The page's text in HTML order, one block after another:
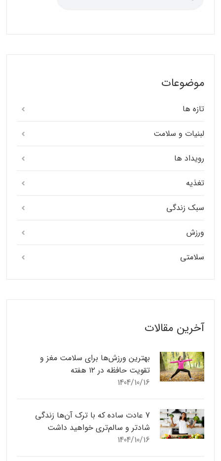
موضوعات
تازه ها
لبنیات و سلامت
رویداد ها
تغذیه
سبک زندگی
ورزش
سلامتی
آخرین مقالات
بهترین ورزش‌ها برای سلامت مغز و
تقویت حافظه در ۱۲ هفته
1404/10/16
7 عادت ساده که با ترک آن‌ها زندگی
شادتر و سالم‌تری خواهید داشت
1404/10/16